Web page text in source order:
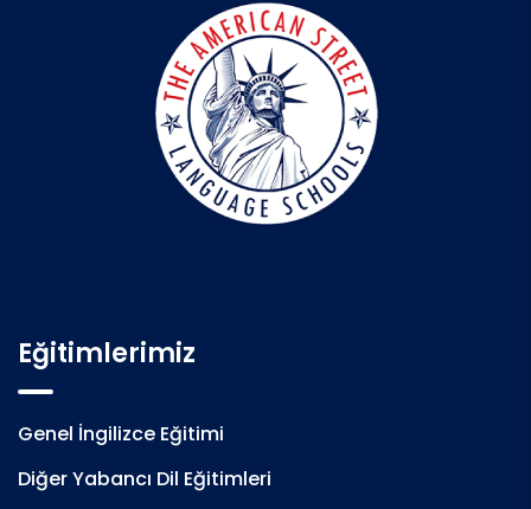
Eğitimlerimiz
Genel İngilizce Eğitimi
Diğer Yabancı Dil Eğitimleri